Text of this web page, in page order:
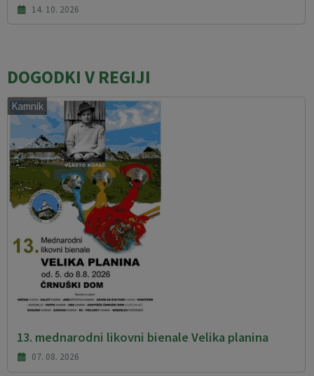
14. 10. 2026
DOGODKI V REGIJI
Kamnik
13. mednarodni likovni bienale Velika planina
07. 08. 2026